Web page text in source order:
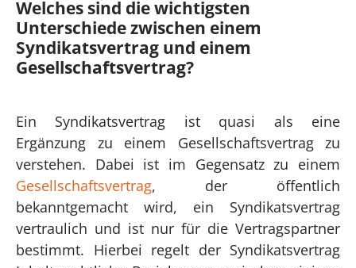
Welches sind die wichtigsten
Unterschiede zwischen einem
Syndikatsvertrag und einem
Gesellschaftsvertrag?
Ein Syndikatsvertrag ist quasi als eine
Ergänzung zu einem Gesellschaftsvertrag zu
verstehen. Dabei ist im Gegensatz zu einem
Gesellschaftsvertrag, der öffentlich
bekanntgemacht wird, ein Syndikatsvertrag
vertraulich und ist nur für die Vertragspartner
bestimmt. Hierbei regelt der Syndikatsvertrag